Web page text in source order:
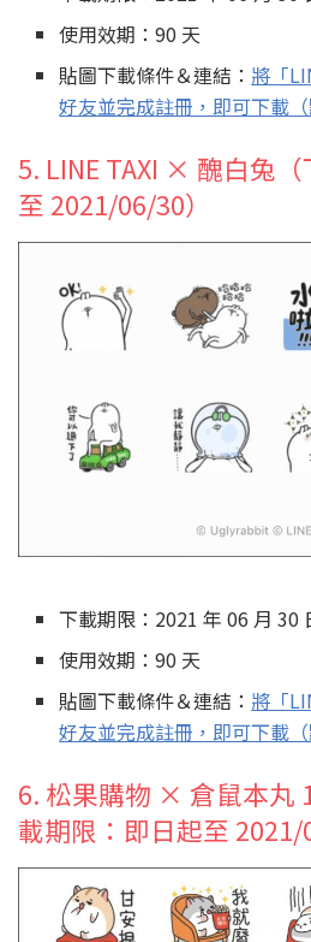
使用效期：90 天
貼圖下載條件＆連結： 將「
好友並完成註冊，即可下載（
5. LINE TAXI × 醜白兔
至 2021/06/30）
下載期限：2021 年 06 月 30
使用效期：90 天
貼圖下載條件＆連結： 將「
好友並完成註冊，即可下載（
6. 松果購物 × 倉鼠本丸
載期限：即日起至 2021/